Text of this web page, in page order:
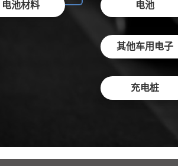
电池材料 电池
其他车用电子
充电桩